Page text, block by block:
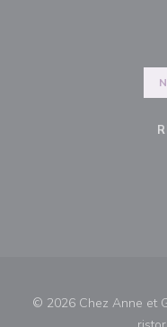
© 2026 Chez Anne et